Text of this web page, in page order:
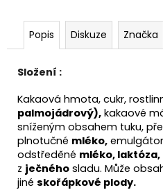
Popis Diskuze Značka
Složení :
Kakaová hmota, cukr,
palmojádrový), kakaové
sníženým obsahem tuku,
plnotučné mléko, emulgátor
odstředěné mléko, laktóza,
z ječného sladu. Může
jiné skořápkové plody.
m
STORZ
TYČINKA
35G
(KÓD
OBJ.
464)
29
Kč